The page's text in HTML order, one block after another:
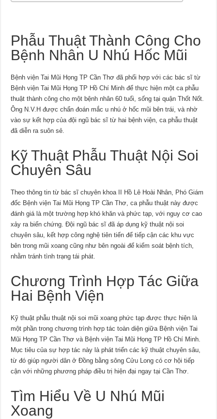
Phẫu Thuật Thành Công Cho
Bệnh Nhân U Nhú Hốc Mũi
Bệnh viện Tai Mũi Họng TP Cần Thơ đã phối hợp với các bác sĩ từ
Bệnh viện Tai Mũi Họng TP Hồ Chí Minh để thực hiện một ca phẫu
thuật thành công cho một bệnh nhân 60 tuổi, sống tại quận Thốt Nốt.
Ông N.V.H được chẩn đoán mắc u nhú ở hốc mũi bên trái, và nhờ
vào sự kết hợp của đội ngũ bác sĩ từ hai bệnh viện, ca phẫu thuật
đã diễn ra suôn sẻ.
Kỹ Thuật Phẫu Thuật Nội Soi
Chuyên Sâu
Theo thông tin từ bác sĩ chuyên khoa II Hồ Lê Hoài Nhân, Phó Giám
đốc Bệnh viện Tai Mũi Họng TP Cần Thơ, ca phẫu thuật này được
đánh giá là một trường hợp khó khăn và phức tạp, với nguy cơ cao
xảy ra biến chứng. Đội ngũ bác sĩ đã áp dụng kỹ thuật nội soi
chuyên sâu, kết hợp công nghệ tiên tiến để tiếp cận các khu vực
bên trong mũi xoang cũng như bên ngoài để kiểm soát bệnh tích,
nhằm tránh tình trạng tái phát.
Chương Trình Hợp Tác Giữa
Hai Bệnh Viện
Kỹ thuật phẫu thuật nội soi mũi xoang phức tạp được thực hiện là
một phần trong chương trình hợp tác toàn diện giữa Bệnh viện Tai
Mũi Họng TP Cần Thơ và Bệnh viện Tai Mũi Họng TP Hồ Chí Minh.
Mục tiêu của sự hợp tác này là phát triển các kỹ thuật chuyên sâu,
từ đó giúp người dân ở Đồng bằng sông Cửu Long có cơ hội tiếp
cận với những phương pháp điều trị hiện đại ngay tại Cần Thơ.
Tìm Hiểu Về U Nhú Mũi
Xoang